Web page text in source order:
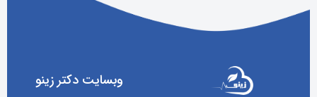
وبسایت دکتر زینو